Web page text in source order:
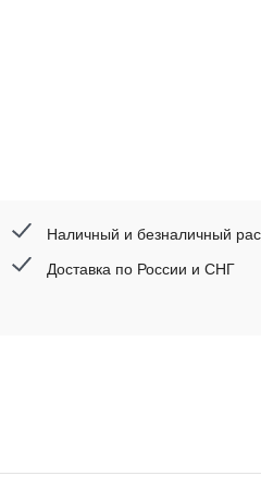
Наличный и безналичный
Доставка по России и СНГ